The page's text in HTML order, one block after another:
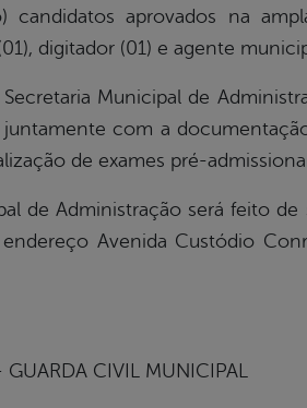
candidatos aprovados na
digitador (01) e agente
Municipal de
com a
de exames pré-
de Administração será feito
Avenida Custódio
GUARDA CIVIL MUNICIPAL